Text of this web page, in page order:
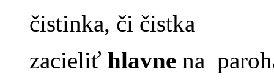
čistinka, či čistka
zacieliť hlavne na